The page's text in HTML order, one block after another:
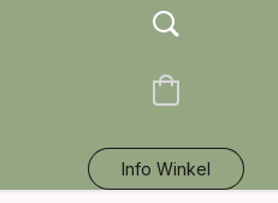
Info Winkel